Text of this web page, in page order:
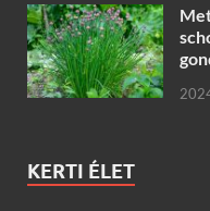
KERTI ÉLET